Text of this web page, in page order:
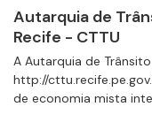
Autarquia de
Recife - CTTU
A Autarquia de
http://
de economia mista